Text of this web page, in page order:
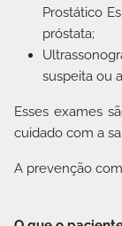
Prostático
próstata;
suspeita ou
Esses exames
cuidado com a
A prevenção